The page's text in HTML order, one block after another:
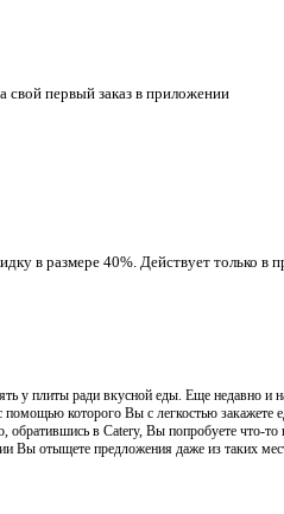
свой первый заказ в приложении
в размере 40%. Действует только в
у плиты ради вкусной еды. Еще
которого Вы с легкостью
в Catery, Вы попробуете что-
Вы отыщете предложения даже из таких